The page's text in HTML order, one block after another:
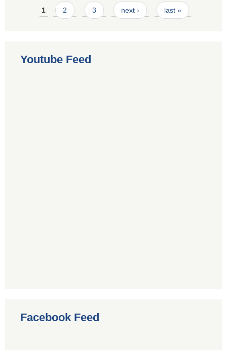
Pages
1 2 3 next › last »
Youtube Feed
Facebook Feed